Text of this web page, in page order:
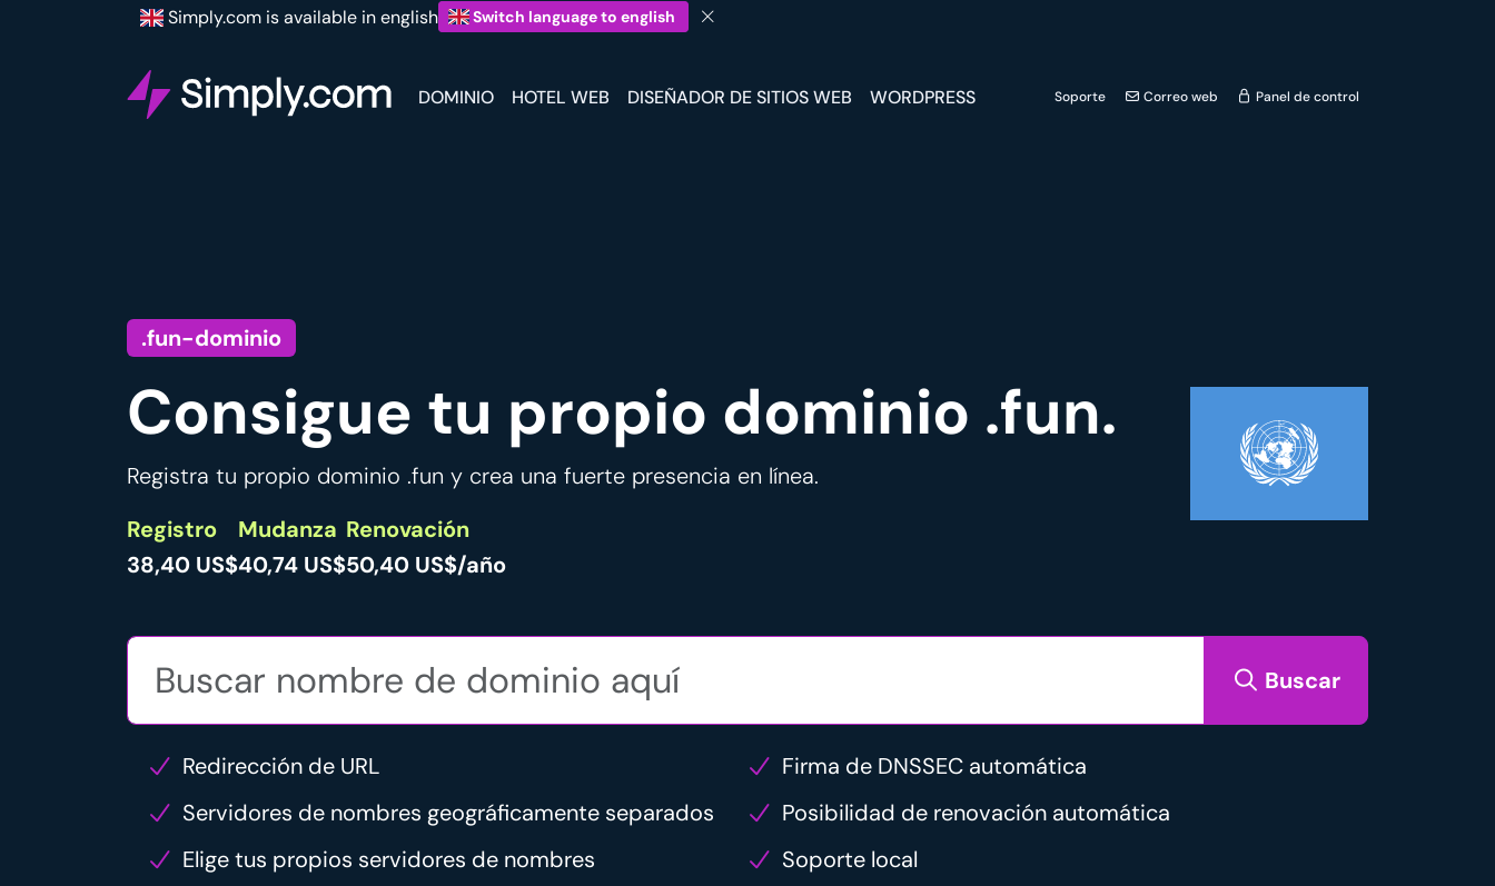
Simply.com is available in english Switch language to english
DOMINIO HOTEL WEB DISEÑADOR DE SITIOS WEB WORDPRESS Soporte Correo web Panel de control
.fun-dominio
Consigue tu propio dominio .fun.
Registra tu propio dominio .fun y crea una fuerte presencia en línea.
Registro
38,40 US$
Mudanza
40,74 US$
Renovación
50,40 US$/año
Buscar
Redirección de URL
Firma de DNSSEC automática
Servidores de nombres geográficamente separados
Posibilidad de renovación automática
Elige tus propios servidores de nombres
Soporte local